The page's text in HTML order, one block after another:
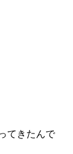
てきたんで